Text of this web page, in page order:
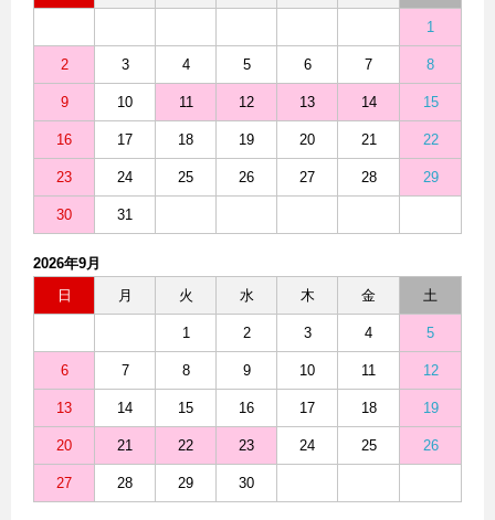
1
2 3 4 5 6 7 8
9 10 11 12 13 14 15
16 17 18 19 20 21 22
23 24 25 26 27 28 29
30 31
2026年9月
日
月 火 水 木 金 土
1 2 3 4 5
6 7 8 9 10 11 12
13 14 15 16 17 18 19
20 21 22 23 24 25 26
27 28 29 30